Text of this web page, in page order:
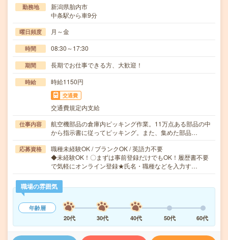
勤務地
新潟県胎内市
中条駅から車9分
曜日頻度 月～金
時間 08:30～17:30
期間 長期でお仕事できる方、大歓迎！
時給 時給1150円
交通費
交通費規定内支給
仕事内容
航空機部品の倉庫内ピッキング作業。11万点ある部品の中
から指示書に従ってピッキング。また、集めた部品…
応募資格
職種未経験OK / ブランクOK / 英語力不要
◆未経験OK！〇まずは事前登録だけでもOK！履歴書不要
で気軽にオンライン登録★氏名・職種などを入力す…
職場の雰囲気
年齢層
20代
30代 40代 50代 60代